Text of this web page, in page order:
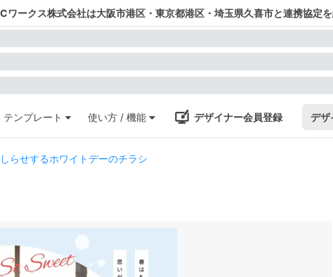
ワークス株式会社は大阪市港区・東京都港区・埼玉県久喜市と連携協定
テンプレート 使い方 / 機能 デザイナー会員登録 デザ
らせするホワイトデーのチラシ